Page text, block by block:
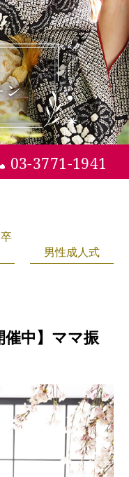
03-3771-1941
男性成人式
催中】ママ振